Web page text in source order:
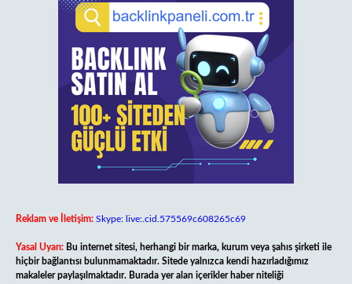
Reklam ve İletişim: Skype: live:.cid.575569c608265c69
Yasal Uyarı: Bu internet sitesi, herhangi bir marka, kurum veya şahıs şirketi ile
hiçbir bağlantısı bulunmamaktadır. Sitede yalnızca kendi hazırladığımız
makaleler paylaşılmaktadır. Burada yer alan içerikler haber niteliği